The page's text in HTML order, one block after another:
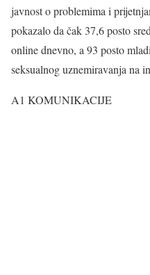
javnost o problemima i
pokazalo da čak 37,6 posto
online dnevno, a 93 posto
seksualnog uznemiravanja na
A1 KOMUNIKACIJE